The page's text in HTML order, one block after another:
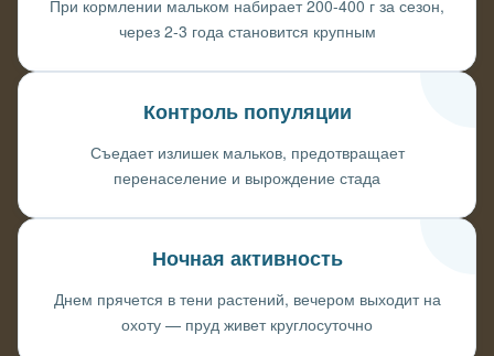
При кормлении мальком набирает 200-400 г за сезон,
через 2-3 года становится крупным
Контроль популяции
Съедает излишек мальков, предотвращает
перенаселение и вырождение стада
Ночная активность
Днем прячется в тени растений, вечером выходит на
охоту — пруд живет круглосуточно